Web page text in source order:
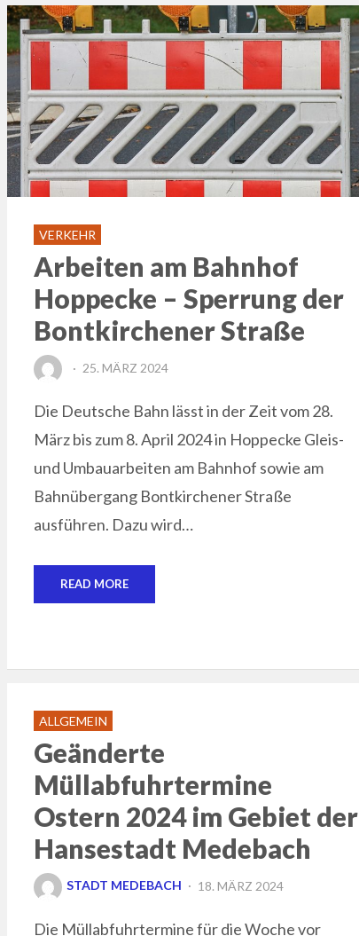
VERKEHR
Arbeiten am Bahnhof
Hoppecke – Sperrung der
Bontkirchener Straße
POSTED
25. MÄRZ 2024
Die Deutsche Bahn lässt in der Zeit vom 28.
März bis zum 8. April 2024 in Hoppecke Gleis-
und Umbauarbeiten am Bahnhof sowie am
Bahnübergang Bontkirchener Straße
ausführen. Dazu wird…
READ MORE
ALLGEMEIN
Geänderte
Müllabfuhrtermine
Ostern 2024 im Gebiet der
Hansestadt Medebach
STADT MEDEBACH
POSTED
18. MÄRZ 2024
Die Müllabfuhrtermine für die Woche vor